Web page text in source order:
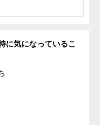
に気になっているこ